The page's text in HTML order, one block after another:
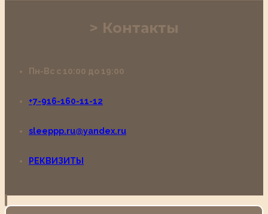
Контакты
Пн-Вс с 10:00 до 19:00
+7-916-160-11-12
sleeppp.ru@yandex.ru
РЕКВИЗИТЫ